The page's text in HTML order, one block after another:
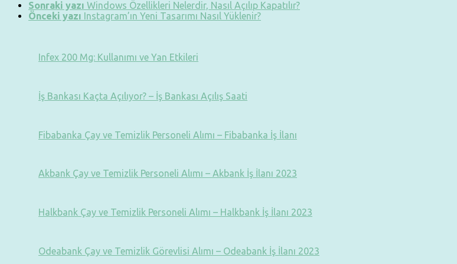
Sonraki yazı Windows Özellikleri Nelerdir, Nasıl Açılıp Kapatılır?
Önceki yazı Instagram’ın Yeni Tasarımı Nasıl Yüklenir?
Infex 200 Mg: Kullanımı ve Yan Etkileri
İş Bankası Kaçta Açılıyor? – İş Bankası Açılış Saati
Fibabanka Çay ve Temizlik Personeli Alımı – Fibabanka İş İlanı
Akbank Çay ve Temizlik Personeli Alımı – Akbank İş İlanı 2023
Halkbank Çay ve Temizlik Personeli Alımı – Halkbank İş İlanı 2023
Odeabank Çay ve Temizlik Görevlisi Alımı – Odeabank İş İlanı 2023